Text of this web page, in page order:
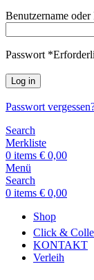
Benutzername
Passwort *
Log in
Passwort
Search
Merkliste
0 items € 0,00
Menü
Search
0 items € 0,00
Shop
Click &
KONTAKT
Verleih